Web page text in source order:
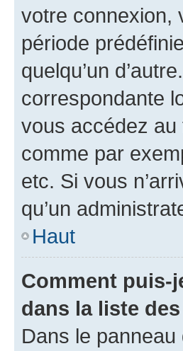
votre connexion,
période
quelqu’un
correspondante
vous accédez au
comme par
etc. Si vous
qu’un
Haut
Comment puis-
dans la liste
Dans le panneau